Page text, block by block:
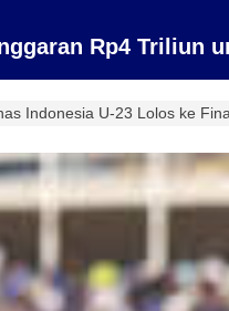
Rp4 Triliun
Indonesia U-23 Lolos ke